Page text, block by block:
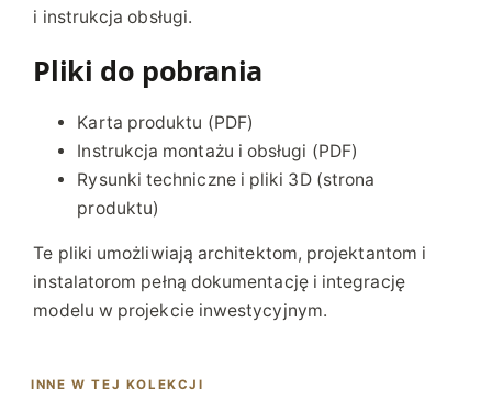
i instrukcja obsługi.
Pliki do pobrania
Karta produktu (PDF)
Instrukcja montażu i obsługi (PDF)
Rysunki techniczne i pliki 3D (strona
produktu)
Te pliki umożliwiają architektom, projektantom i
instalatorom pełną dokumentację i integrację
modelu w projekcie inwestycyjnym.
INNE W TEJ KOLEKCJI